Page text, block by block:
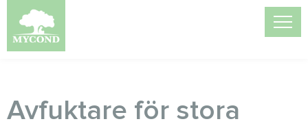
Avfuktare för stora